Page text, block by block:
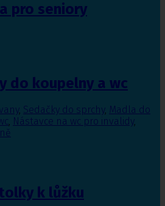
pro seniory
do koupelny a wc
, Sedačky do sprchy, Madla do
, Nástavce na wc pro invalidy,
k lůžku